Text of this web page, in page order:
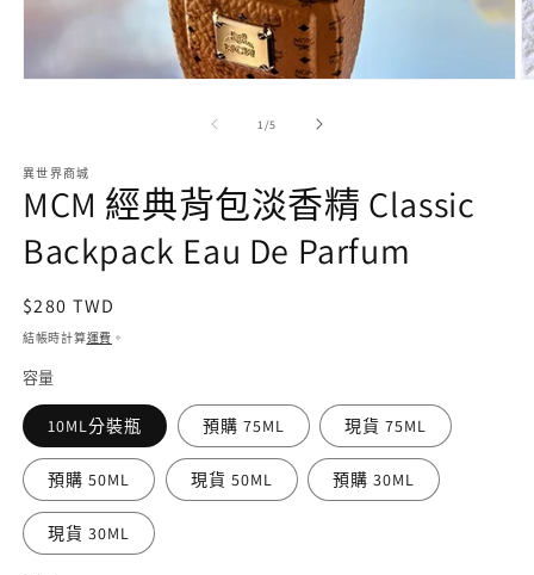
窗
中
啟
媒
體
檔
1
1 //5
異世界商城
MCM 經典背包淡香精 Classic
Backpack Eau De Parfum
定
價
$280 TWD
結帳時計算運費 。
容量
10ML分裝瓶 預購 75ML 現貨 75ML
預購 50ML 現貨 50ML 預購 30ML
現貨 30ML